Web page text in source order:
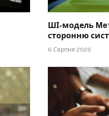
ШІ-модель
сторонню
6 Серпня 2026